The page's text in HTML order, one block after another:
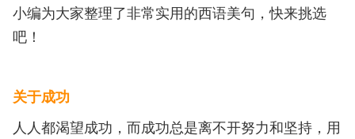
小编为大家整理了非常实用的西语美句，快来挑选
吧！
关于成功
人人都渴望成功，而成功总是离不开努力和坚持，用